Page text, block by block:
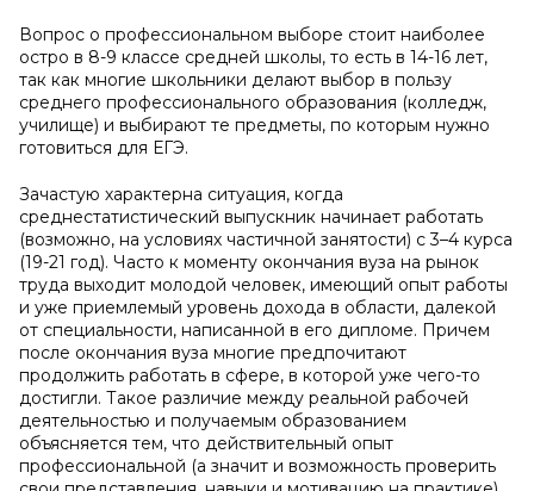
Вопрос о профессиональном выборе стоит наиболее
остро в 8-9 классе средней школы, то есть в 14-16 лет,
так как многие школьники делают выбор в пользу
среднего профессионального образования (колледж,
училище) и выбирают те предметы, по которым нужно
готовиться для ЕГЭ.
Зачастую характерна ситуация, когда
среднестатистический выпускник начинает работать
(возможно, на условиях частичной занятости) с 3–4 курса
(19-21 год). Часто к моменту окончания вуза на рынок
труда выходит молодой человек, имеющий опыт работы
и уже приемлемый уровень дохода в области, далекой
от специальности, написанной в его дипломе. Причем
после окончания вуза многие предпочитают
продолжить работать в сфере, в которой уже чего-то
достигли. Такое различие между реальной рабочей
деятельностью и получаемым образованием
объясняется тем, что действительный опыт
профессиональной (а значит и возможность проверить